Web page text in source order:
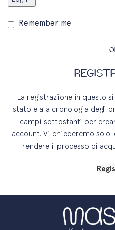
Remember me
La registrazione in questo
stato e alla cronologia degli
campi sottostanti per
account. Vi chiederemo solo
rendere il processo di